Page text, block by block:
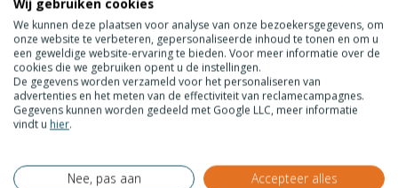
partijen frezen op de CNC-machine, maak gebruik van
staffelkorting. Laat jouw kunststof platen inmeten &
monteren of plan een adviesgesprek.
Maak een account aan
Wij gebruiken cookies
We kunnen deze plaatsen voor analyse van onze bezoekersgegevens, om
onze website te verbeteren, gepersonaliseerde inhoud te tonen en om u
een geweldige website-ervaring te bieden. Voor meer informatie over de
cookies die we gebruiken opent u de instellingen.
De gegevens worden verzameld voor het personaliseren van
advertenties en het meten van de effectiviteit van reclamecampagnes.
Gegevens kunnen worden gedeeld met Google LLC, meer informatie
vindt u hier.
Nee, pas aan Accepteer alles